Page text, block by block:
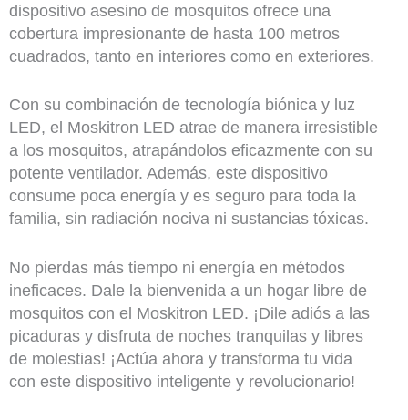
dispositivo asesino de mosquitos ofrece una
cobertura impresionante de hasta 100 metros
cuadrados, tanto en interiores como en exteriores.
Con su combinación de tecnología biónica y luz
LED, el Moskitron LED atrae de manera irresistible
a los mosquitos, atrapándolos eficazmente con su
potente ventilador. Además, este dispositivo
consume poca energía y es seguro para toda la
familia, sin radiación nociva ni sustancias tóxicas.
No pierdas más tiempo ni energía en métodos
ineficaces. Dale la bienvenida a un hogar libre de
mosquitos con el Moskitron LED. ¡Dile adiós a las
picaduras y disfruta de noches tranquilas y libres
de molestias! ¡Actúa ahora y transforma tu vida
con este dispositivo inteligente y revolucionario!